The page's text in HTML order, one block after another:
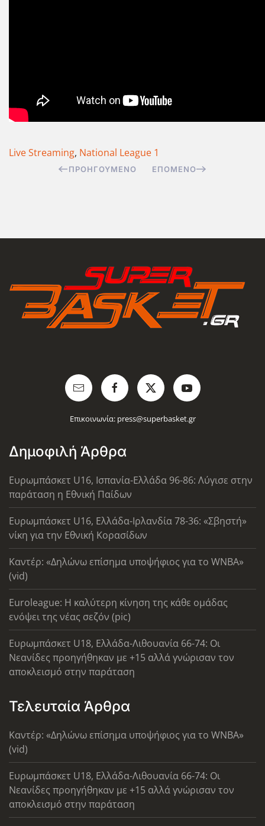
Live Streaming, National League 1
ΠΡΟΗΓΟΎΜΕΝΟ ΕΠΌΜΕΝΟ
Επικοινωνία: press@superbasket.gr
Δημοφιλή Άρθρα
Ευρωμπάσκετ U16, Ισπανία-Ελλάδα 96-86: Λύγισε στην
παράταση η Εθνική Παίδων
Ευρωμπάσκετ U16, Ελλάδα-Ιρλανδία 78-36: «Σβηστή»
νίκη για την Εθνική Κορασίδων
Καντέρ: «Δηλώνω επίσημα υποψήφιος για το WNBA»
(vid)
Euroleague: Η καλύτερη κίνηση της κάθε ομάδας
ενόψει της νέας σεζόν (pic)
Ευρωμπάσκετ U18, Ελλάδα-Λιθουανία 66-74: Οι
Νεανίδες προηγήθηκαν με +15 αλλά γνώρισαν τον
αποκλεισμό στην παράταση
Τελευταία Άρθρα
Καντέρ: «Δηλώνω επίσημα υποψήφιος για το WNBA»
(vid)
Ευρωμπάσκετ U18, Ελλάδα-Λιθουανία 66-74: Οι
Νεανίδες προηγήθηκαν με +15 αλλά γνώρισαν τον
αποκλεισμό στην παράταση